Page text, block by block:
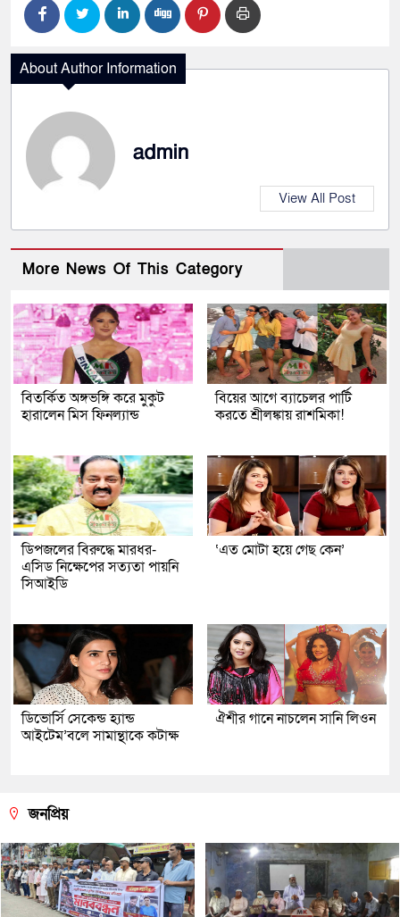
About Author Information
admin
View All Post
More News Of This Category
বিতর্কিত অঙ্গভঙ্গি করে মুকুট
হারালেন মিস ফিনল্যান্ড
বিয়ের আগে ব্যাচেলর পার্টি
করতে শ্রীলঙ্কায় রাশমিকা!
ডিপজলের বিরুদ্ধে মারধর-
এসিড নিক্ষেপের সত্যতা পায়নি
সিআইডি
‘এত মোটা হয়ে গেছ কেন’
ডিভোর্সি সেকেন্ড হ্যান্ড
আইটেম’বলে সামান্থাকে কটাক্ষ
ঐশীর গানে নাচলেন সানি লিওন
জনপ্রিয়